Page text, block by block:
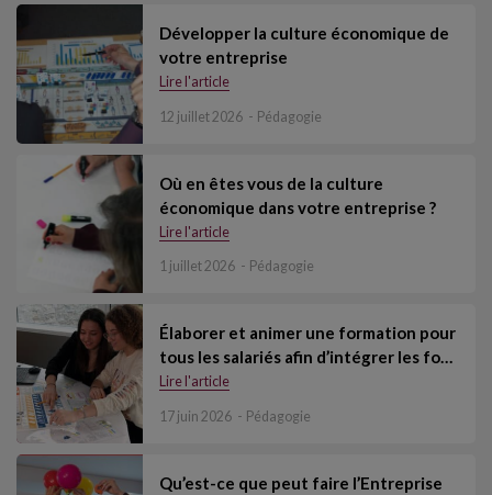
Développer la culture économique de
votre entreprise
Lire l'article
12 juillet 2026 Pédagogie
Où en êtes vous de la culture
économique dans votre entreprise ?
Lire l'article
1 juillet 2026 Pédagogie
Élaborer et animer une formation pour
tous les salariés afin d’intégrer les fo…
Lire l'article
17 juin 2026 Pédagogie
Qu’est-ce que peut faire l’Entreprise